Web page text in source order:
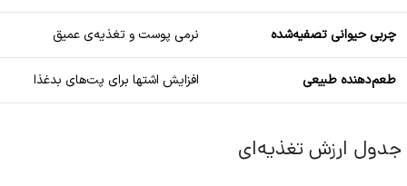
چربی حیوانی تصفیه‌شده نرمی پوست و تغذیه‌ی عمیق
طعم‌دهنده طبیعی افزایش اشتها برای پت‌های بدغذا
جدول ارزش تغذیه‌ای